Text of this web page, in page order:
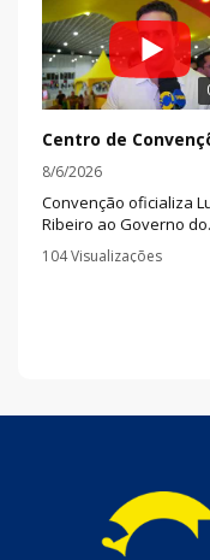
8/6/2026
Convenção oficializa
Ribeiro ao Governo do
Estado e João Azevêdo
Nabor Wanderley ao
104 Visualizações